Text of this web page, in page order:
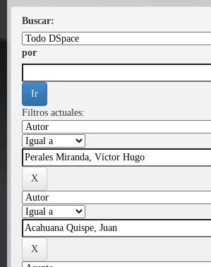
Buscar:
por
Filtros actuales: